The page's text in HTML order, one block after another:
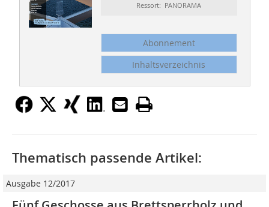
Ressort: PANORAMA
Abonnement
Inhaltsverzeichnis
Thematisch passende Artikel:
Ausgabe 12/2017